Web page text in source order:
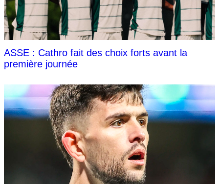
ASSE : Cathro fait des choix forts avant la
première journée